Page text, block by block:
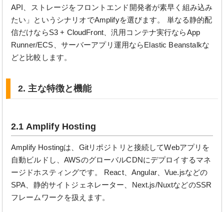
API、ストレージをフロントエンド開発者が素早く組み込み
たい」というシナリオでAmplifyを選びます。 単なる静的配
信だけならS3 + CloudFront、汎用コンテナ実行ならApp
Runner/ECS、サーバーアプリ運用ならElastic Beanstalkな
どと比較します。
2. 主な特徴と機能
2.1 Amplify Hosting
Amplify Hostingは、Gitリポジトリと接続してWebアプリを
自動ビルドし、AWSのグローバルCDNにデプロイするマネ
ージドホスティングです。 React、Angular、Vue.jsなどの
SPA、静的サイトジェネレーター、Next.js/NuxtなどのSSR
フレームワークを扱えます。